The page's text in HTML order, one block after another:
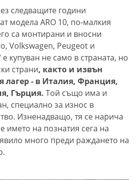
следващите години
модела ARO 10, по-малкия
са монтирани и вносни
Volkswagen, Peugeot и
е купуван не само в страната, но
страни, както и извън
лагер - в Италия, Франция,
Гърция. Той също има и
специално за износ в
Изненадващо, тя се нарича
името на познатия сега на
много преди раждането на